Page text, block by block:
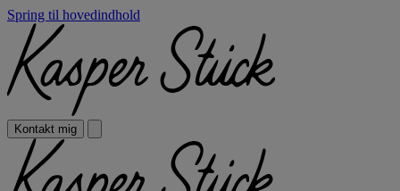
Spring til hovedindhold
Kontakt mig